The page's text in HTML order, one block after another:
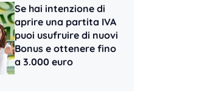
Se hai intenzione di
aprire una partita IVA
puoi usufruire di nuovi
Bonus e ottenere fino
a 3.000 euro